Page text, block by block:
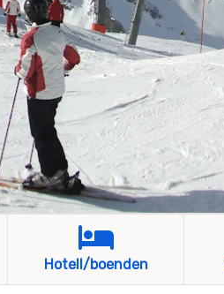
Hotell/boenden